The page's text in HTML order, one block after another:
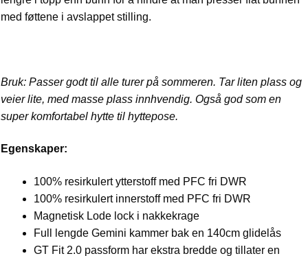
med føttene i avslappet stilling.
Bruk: Passer godt til alle turer på sommeren. Tar liten plass og
veier lite, med masse plass innhvendig. Også god som en
super komfortabel hytte til hyttepose.
Egenskaper:
100% resirkulert ytterstoff med PFC fri DWR
100% resirkulert innerstoff med PFC fri DWR
Magnetisk Lode lock i nakkekrage
Full lengde Gemini kammer bak en 140cm glidelås
GT Fit 2.0 passform har ekstra bredde og tillater en